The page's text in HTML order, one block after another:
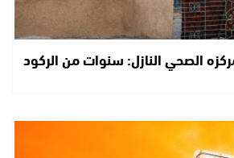
الصحي النازل: سنوات من الركود